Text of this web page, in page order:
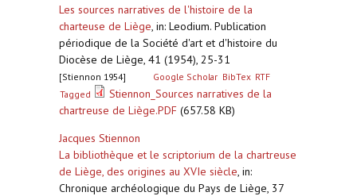
Les sources narratives de l'histoire de la
charteuse de Liège, in: Leodium. Publication
périodique de la Société d'art et d'histoire du
Diocèse de Liège, 41 (1954), 25-31
[Stiennon 1954] Google Scholar BibTex RTF
Tagged
Stiennon_Sources narratives de la
chartreuse de Liège.PDF (657.58 KB)
Jacques Stiennon
La bibliothèque et le scriptorium de la chartreuse
de Liège, des origines au XVIe siècle, in:
Chronique archéologique du Pays de Liège, 37